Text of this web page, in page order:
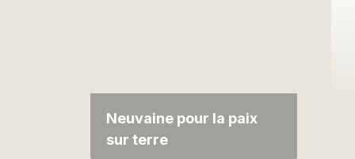
Neuvaine pour la paix
sur terre